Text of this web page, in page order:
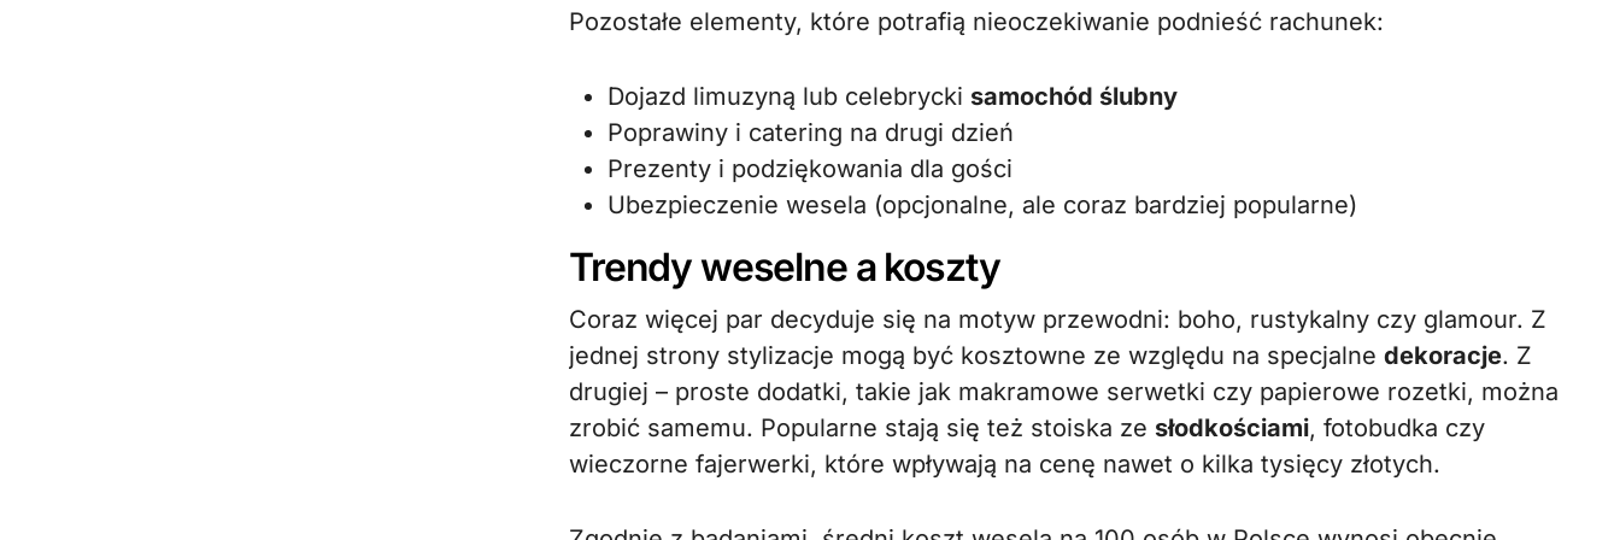
Pozostałe elementy, które potrafią nieoczekiwanie podnieść rachunek:
Dojazd limuzyną lub celebrycki samochód ślubny
Poprawiny i catering na drugi dzień
Prezenty i podziękowania dla gości
Ubezpieczenie wesela (opcjonalne, ale coraz bardziej popularne)
Trendy weselne a koszty
Coraz więcej par decyduje się na motyw przewodni: boho, rustykalny czy glamour. Z
jednej strony stylizacje mogą być kosztowne ze względu na specjalne dekoracje. Z
drugiej – proste dodatki, takie jak makramowe serwetki czy papierowe rozetki, można
zrobić samemu. Popularne stają się też stoiska ze słodkościami, fotobudka czy
wieczorne fajerwerki, które wpływają na cenę nawet o kilka tysięcy złotych.